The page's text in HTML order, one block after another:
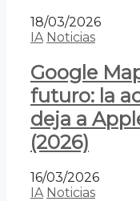
18/03/2026
IA Noticias
Google
futuro: la
deja a
(2026)
16/03/2026
IA Noticias